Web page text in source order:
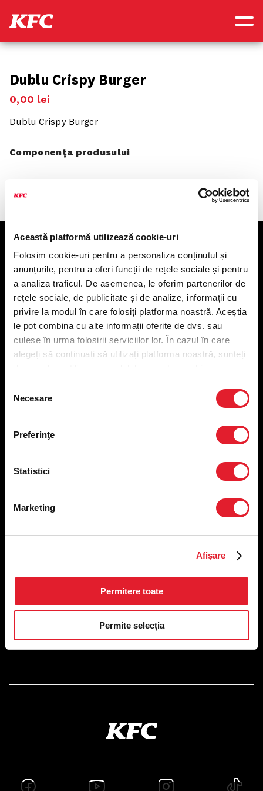
Această platformă utilizează cookie-uri
Folosim cookie-uri pentru a personaliza conținutul și
anunțurile, pentru a oferi funcții de rețele sociale și pentru
a analiza traficul. De asemenea, le oferim partenerilor de
rețele sociale, de publicitate și de analize, informații cu
privire la modul în care folosiți platforma noastră. Aceștia
le pot combina cu alte informații oferite de dvs. sau
culese în urma folosirii serviciilor lor. În cazul în care
alegeți să continuați să utilizați platforma noastră, sunteți
consimțământului
Necesare
Preferinţe
Statistici
Marketing
Afişare
Permitere toate
Permite selecția
Dublu Crispy Burger
0,00 lei
Dublu Crispy Burger
Componența produsului
KFC
Meniu livrare
Meniu ridicare
Nutriționale și Alergeni
Abonare Newsletter
Contact
Utile
Politica privind prelucrarea datelor
Condiții de desfășurare „Descarcă KFC APP”
Restaurante
CAMERA 5, Etaj 2
Autorizații și avize